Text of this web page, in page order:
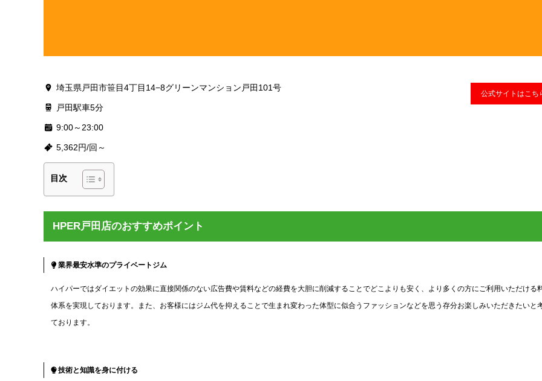
埼玉県戸田市笹目4丁目14−8グリーンマンション戸田101号
戸田駅車5分
9:00～23:00
5,362円/回～
公式サイトはこち
目次
HPER戸田店のおすすめポイント
業界最安水準のプライベートジム
ハイパーではダイエットの効果に直接関係のない広告費や賃料などの経費を大胆に削減することでどこよりも安く、より多くの方にご利用いただける
体系を実現しております。また、お客様にはジム代を抑えることで生まれ変わった体型に似合うファッションなどを思う存分お楽しみいただきたいと
ております。
技術と知識を身に付ける